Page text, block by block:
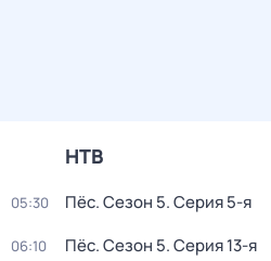
НТВ
05:30 Пёс. Сезон 5. Серия 5-я
06:10 Пёс. Сезон 5. Серия 13-я